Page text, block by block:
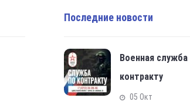
Последние новости
Военная служба
контракту
05 Окт